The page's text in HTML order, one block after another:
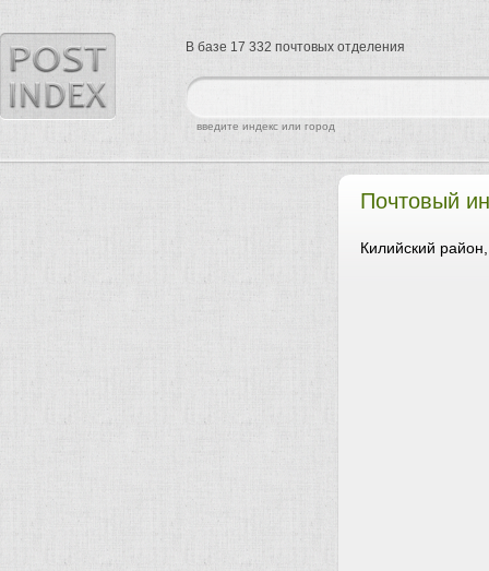
Почтовый
Килийский
найти
введите индекс или город
В базе 17 332 почтовых отделения